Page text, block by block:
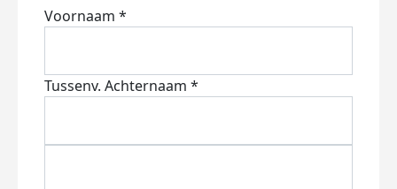
Voornaam *
Tussenv. Achternaam *